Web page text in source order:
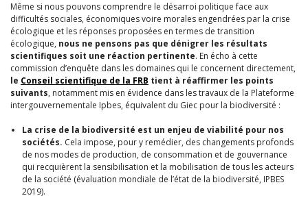
Même si nous pouvons comprendre le désarroi politique face aux
difficultés sociales, économiques voire morales engendrées par la crise
écologique et les réponses proposées en termes de transition
écologique, nous ne pensons pas que dénigrer les résultats
scientifiques soit une réaction pertinente. En écho à cette
commission d’enquête dans les domaines qui le concernent directement,
le Conseil scientifique de la FRB tient à réaffirmer les points
suivants, notamment mis en évidence dans les travaux de la Plateforme
intergouvernementale Ipbes, équivalent du Giec pour la biodiversité :
La crise de la biodiversité est un enjeu de viabilité pour nos
sociétés. Cela impose, pour y remédier, des changements profonds
de nos modes de production, de consommation et de gouvernance
qui recquièrent la sensibilisation et la mobilisation de tous les acteurs
de la société (évaluation mondiale de l’état de la biodiversité, IPBES
2019).